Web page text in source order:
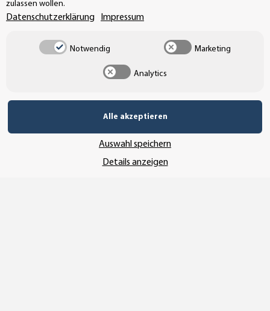
UNSER AFFILIATE-PROGRAMM
UNSERE ZAHLUNGSARTEN*
SSL-Verschlüsselung
zulassen wollen.
Datenschutzerklärung Impressum
Notwendig Marketing
Analytics
Alle akzeptieren
Auswahl speichern
Details anzeigen